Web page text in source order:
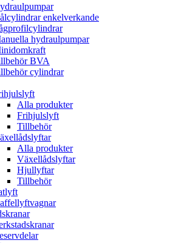
enkelverkande
hydraulpumpar
BVA
cylindrar
Alla produkter
Frihjulslyft
Tillbehör
Alla produkter
Växellådslyftar
Hjullyftar
Tillbehör